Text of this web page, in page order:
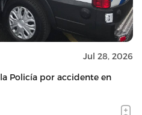
Jul 28, 2026
Policía por accidente en